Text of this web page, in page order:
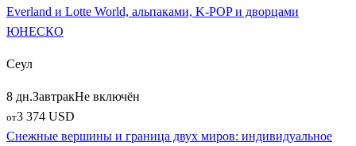
Everland и Lotte World, альпаками, K-POP и дворцами
ЮНЕСКО
Сеул
8 дн.ЗавтракНе включён
от3 374 USD
Снежные вершины и граница двух миров: индивидуальное